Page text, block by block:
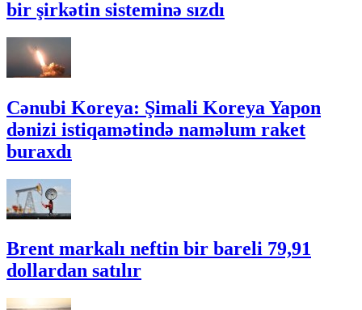
bir şirkətin sisteminə sızdı
Cənubi Koreya: Şimali Koreya Yapon
dənizi istiqamətində naməlum raket
buraxdı
Brent markalı neftin bir bareli 79,91
dollardan satılır